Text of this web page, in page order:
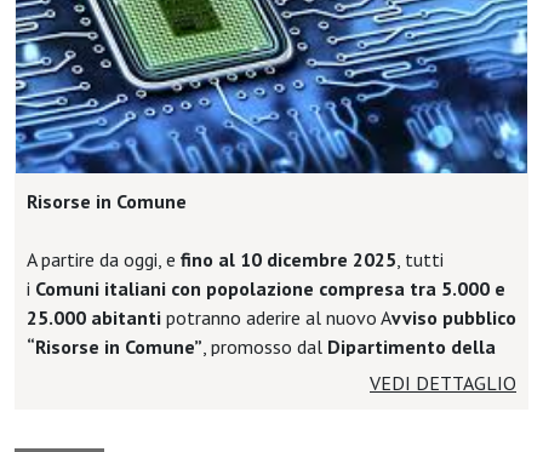
Risorse in Comune
A partire da oggi, e fino al 10 dicembre 2025, tutti
i Comuni italiani con popolazione compresa tra 5.000 e
25.000 abitanti potranno aderire al nuovo Avviso pubblico
“Risorse in Comune”, promosso dal Dipartimento della
, in collaborazione con i partnerVEDI DETTAGLIO